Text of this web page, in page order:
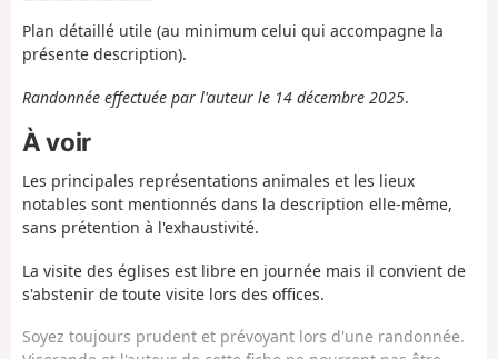
Plan détaillé utile (au minimum celui qui accompagne la
présente description).
Randonnée effectuée par l'auteur le 14 décembre 2025.
À voir
Les principales représentations animales et les lieux
notables sont mentionnés dans la description elle-même,
sans prétention à l'exhaustivité.
La visite des églises est libre en journée mais il convient de
s'abstenir de toute visite lors des offices.
Soyez toujours prudent et prévoyant lors d'une randonnée.